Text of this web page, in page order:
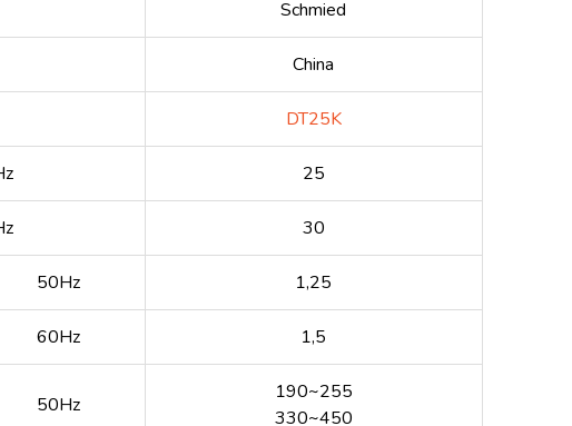
Schmied
China
DT25K
25
30
50Hz 1,25
60Hz 1,5
50Hz
190~255
330~450